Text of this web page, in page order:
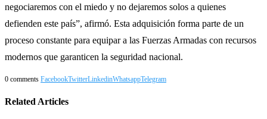
negociaremos con el miedo y no dejaremos solos a quienes
defienden este país”, afirmó. Esta adquisición forma parte de un
proceso constante para equipar a las Fuerzas Armadas con recursos
modernos que garanticen la seguridad nacional.
0 comments FacebookTwitterLinkedinWhatsappTelegram
Related Articles